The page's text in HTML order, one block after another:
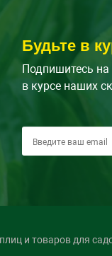
Будьте в
Подпишитесь
в курсе наших
и товаров для